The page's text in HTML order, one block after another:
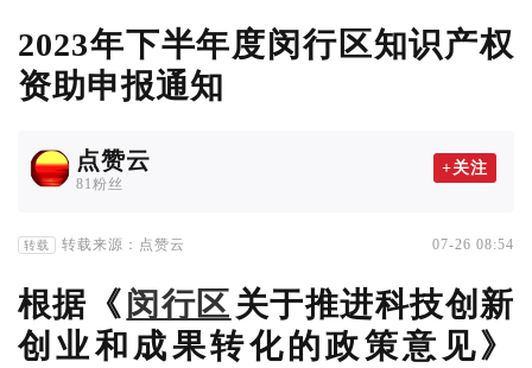
2023年下半年度闵行区知识产权
资助申报通知
点赞云
81粉丝
+关注
转载 转载来源：点赞云 07-26 08:54
根据《 闵行区 关于推进科技创新
创业和成果转化的政策意见》